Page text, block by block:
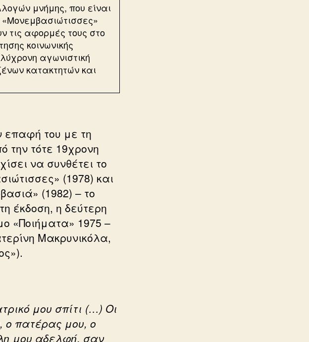
μνήμης, που είναι
τις αφορμές τους στο
κοινωνικής
αγωνιστική
κατακτητών και
επαφή του με τη
την τότε 19χρονη
να συνθέτει το
(1978) και
(1982) – το
έκδοση, η δεύτερη
«Ποιήματα» 1975 –
Μακρυνικόλα,
μου σπίτι (…) Οι
ο πατέρας μου, ο
μου αδελφή, σαν